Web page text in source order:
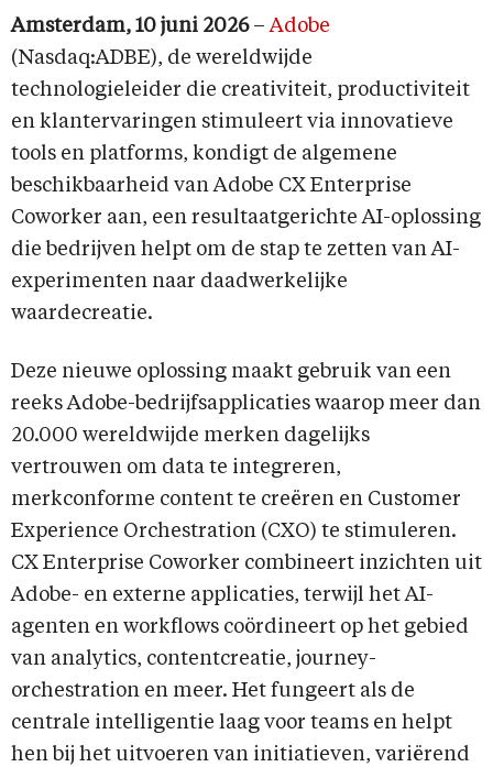
Amsterdam, 10 juni 2026–Adobe
(Nasdaq:ADBE), de wereldwijde
technologieleider die creativiteit, productiviteit
en klantervaringen stimuleert via innovatieve
tools en platforms, kondigt de algemene
beschikbaarheid van Adobe CX Enterprise
Coworker aan, een resultaatgerichte AI-oplossing
die bedrijven helpt om de stap te zetten van AI-
experimenten naar daadwerkelijke
waardecreatie.
Deze nieuwe oplossing maakt gebruik van een
reeks Adobe-bedrijfsapplicaties waarop meer dan
20.000 wereldwijde merken dagelijks
vertrouwen om data te integreren,
merkconforme content te creëren en Customer
Experience Orchestration (CXO) te stimuleren.
CX Enterprise Coworker combineert inzichten uit
Adobe- en externe applicaties, terwijl het AI-
agenten en workflows coördineert op het gebied
van analytics, contentcreatie, journey-
orchestration en meer. Het fungeert als de
centrale intelligentie laag voor teams en helpt
hen bij het uitvoeren van initiatieven, variërend